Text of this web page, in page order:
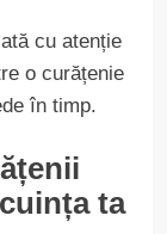
cu atenție
o curățenie
în timp.
ta